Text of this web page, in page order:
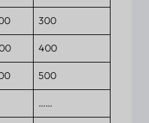
300
400
500
……